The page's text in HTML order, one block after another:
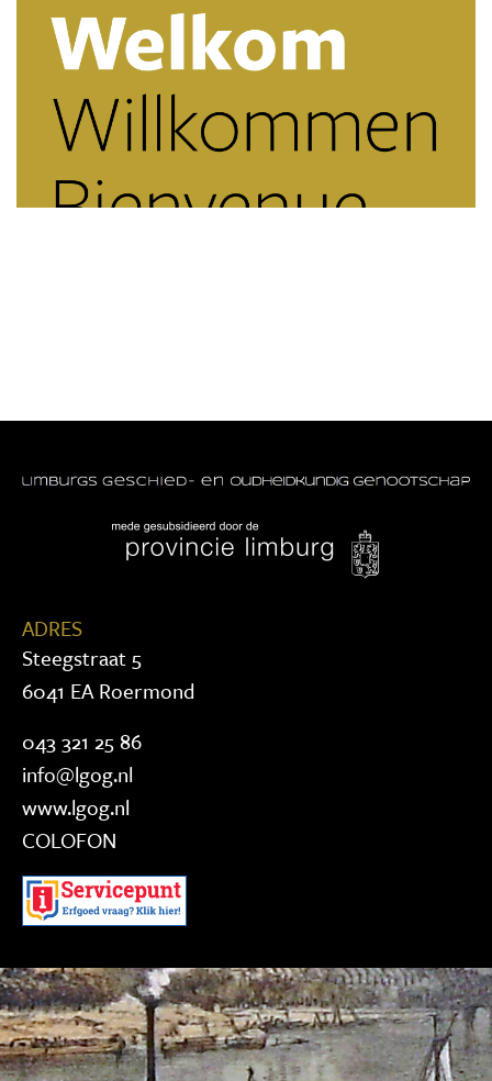
ADRES
Steegstraat 5
6041 EA Roermond
043 321 25 86
info@lgog.nl
www.lgog.nl
COLOFON